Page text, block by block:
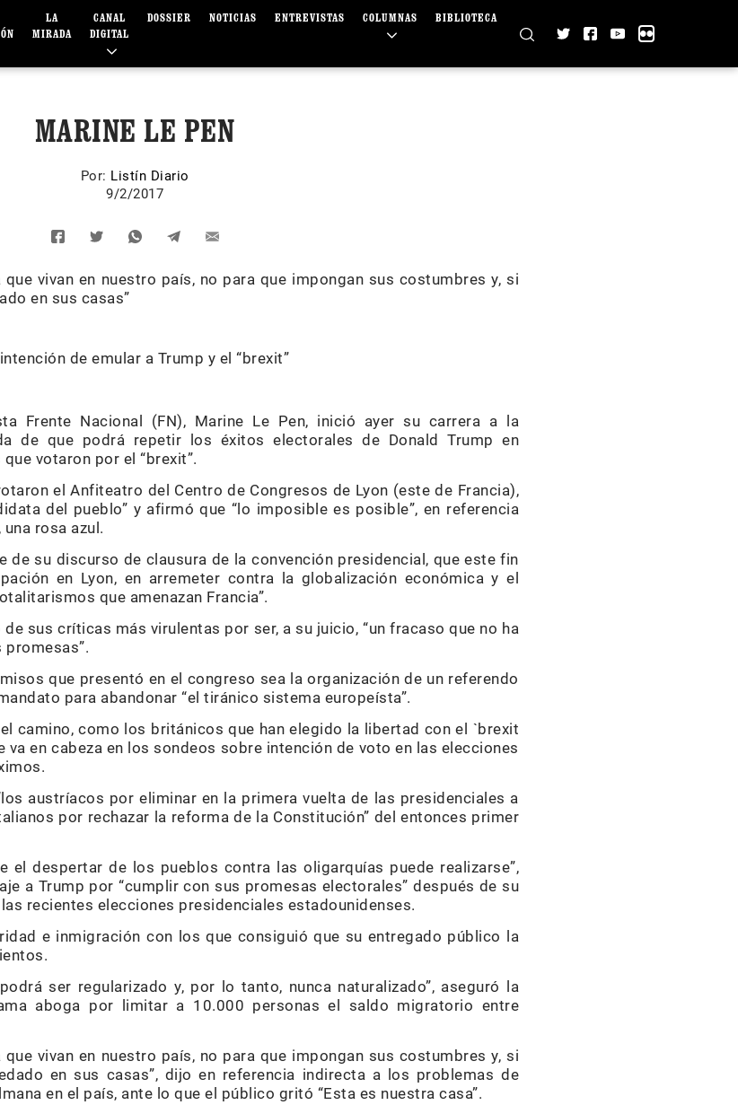
LA
MIRADA
CANAL
DIGITAL
DOSSIER NOTICIAS ENTREVISTAS COLUMNAS BIBLIOTECA
MARINE LE PEN
Por: Listín Diario
9/2/2017
que vivan en nuestro país, no para que impongan sus costumbres y, si
en sus casas”
de emular a Trump y el “brexit”
Frente Nacional (FN), Marine Le Pen, inició ayer su carrera a la
de que podrá repetir los éxitos electorales de Donald Trump en
votaron por el “brexit”.
el Anfiteatro del Centro de Congresos de Lyon (este de Francia),
del pueblo” y afirmó que “lo imposible es posible”, en referencia
rosa azul.
de su discurso de clausura de la convención presidencial, que este fin
en Lyon, en arremeter contra la globalización económica y el
que amenazan Francia”.
sus críticas más virulentas por ser, a su juicio, “un fracaso que no ha
que presentó en el congreso sea la organización de un referendo
para abandonar “el tiránico sistema europeísta”.
camino, como los británicos que han elegido la libertad con el `brexit
va en cabeza en los sondeos sobre intención de voto en las elecciones
austríacos por eliminar en la primera vuelta de las presidenciales a
por rechazar la reforma de la Constitución” del entonces primer
el despertar de los pueblos contra las oligarquías puede realizarse”,
a Trump por “cumplir con sus promesas electorales” después de su
recientes elecciones presidenciales estadounidenses.
e inmigración con los que consiguió que su entregado público la
ser regularizado y, por lo tanto, nunca naturalizado”, aseguró la
aboga por limitar a 10.000 personas el saldo migratorio entre
que vivan en nuestro país, no para que impongan sus costumbres y, si
en sus casas”, dijo en referencia indirecta a los problemas de
en el país, ante lo que el público gritó “Esta es nuestra casa”.